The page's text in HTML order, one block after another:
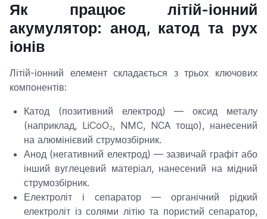
Як працює літій-іонний
акумулятор: анод, катод та рух
іонів
Літій-іонний елемент складається з трьох ключових
компонентів:
Катод (позитивний електрод) — оксид металу
(наприклад, LiCoO₂, NMC, NCA тощо), нанесений
на алюмінієвий струмозбірник.
Анод (негативний електрод) — зазвичай графіт або
інший вуглецевий матеріал, нанесений на мідний
струмозбірник.
Електроліт і сепаратор — органічний рідкий
електроліт із солями літію та пористий сепаратор,